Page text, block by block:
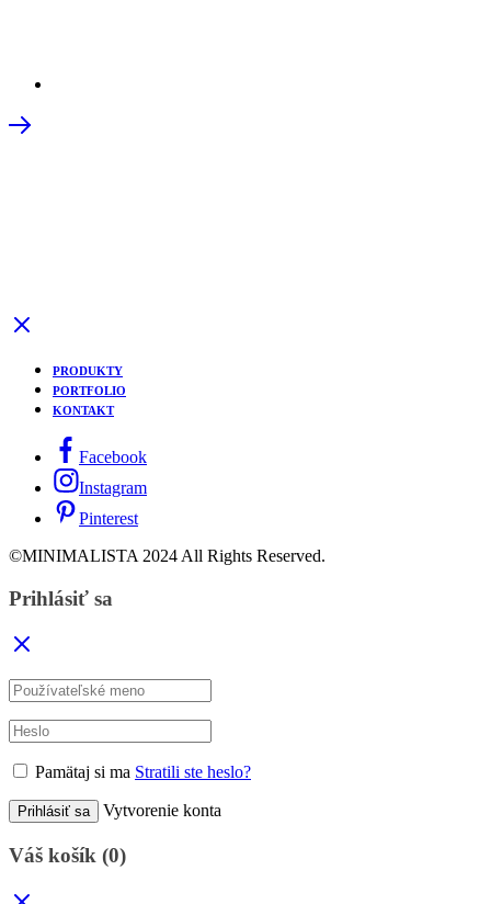
PRODUKTY
PORTFOLIO
KONTAKT
Facebook
Instagram
Pinterest
©MINIMALISTA 2024 All Rights Reserved.
Prihlásiť sa
Pamätaj si ma Stratili ste heslo?
Prihlásiť sa Vytvorenie konta
Váš košík (0)